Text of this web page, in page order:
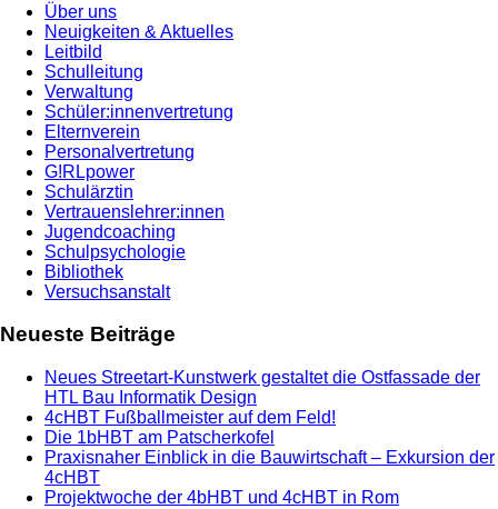
Über uns
Neuigkeiten & Aktuelles
Leitbild
Schulleitung
Verwaltung
Schüler:innenvertretung
Elternverein
Personalvertretung
G!RLpower
Schulärztin
Vertrauenslehrer:innen
Jugendcoaching
Schulpsychologie
Bibliothek
Versuchsanstalt
Neueste Beiträge
Neues Streetart-Kunstwerk gestaltet die Ostfassade der
HTL Bau Informatik Design
4cHBT Fußballmeister auf dem Feld!
Die 1bHBT am Patscherkofel
Praxisnaher Einblick in die Bauwirtschaft – Exkursion der
4cHBT
Projektwoche der 4bHBT und 4cHBT in Rom